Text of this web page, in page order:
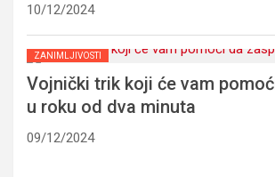
10/12/2024
ZANIMLJIVOSTI
Vojnički trik koji će vam
u roku od dva minuta
09/12/2024